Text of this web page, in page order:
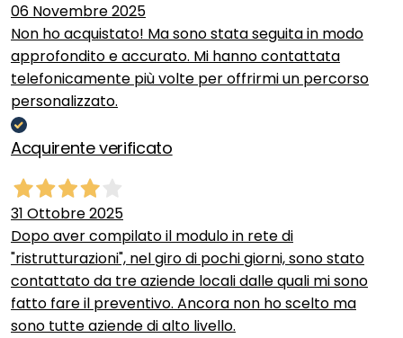
06 Novembre 2025
Non ho acquistato! Ma sono stata seguita in modo
approfondito e accurato. Mi hanno contattata
telefonicamente più volte per offrirmi un percorso
personalizzato.
Acquirente verificato
31 Ottobre 2025
Dopo aver compilato il modulo in rete di
"ristrutturazioni", nel giro di pochi giorni, sono stato
contattato da tre aziende locali dalle quali mi sono
fatto fare il preventivo. Ancora non ho scelto ma
sono tutte aziende di alto livello.